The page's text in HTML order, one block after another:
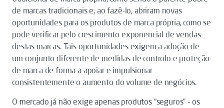
de marcas tradicionais e, ao fazê-lo, abriram novas
oportunidades para os produtos de marca própria, como se
pode verificar pelo crescimento exponencial de vendas
destas marcas. Tais oportunidades exigem a adoção de
um conjunto diferente de medidas de controlo e proteção
de marca de forma a apoiar e impulsionar
consistentemente o aumento do volume de negócios.
O mercado já não exige apenas produtos “seguros” - os